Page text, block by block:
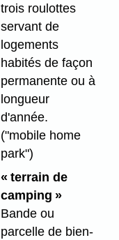
trois roulottes
servant de
logements
habités de façon
permanente ou à
longueur
d'année.
("mobile home
park")
« terrain de
camping »
Bande ou
parcelle de bien-